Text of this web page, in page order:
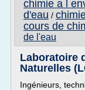
chimie a l
d'eau /
cours de
de l'eau
Laboratoire
Naturelles
Ingénieurs,